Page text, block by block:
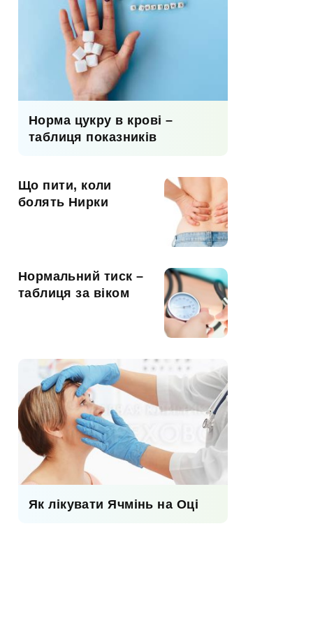
Норма цукру в крові –
таблиця показників
Що пити, коли
болять Нирки
Нормальний тиск –
таблиця за віком
Як лікувати Ячмінь на Оці